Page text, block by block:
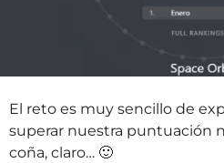
El reto es muy sencillo de
superar nuestra puntuación
coña, claro… 🙂